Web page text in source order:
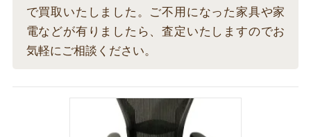
で買取いたしました。ご不用になった家具や家
電などが有りましたら、査定いたしますのでお
気軽にご相談ください。